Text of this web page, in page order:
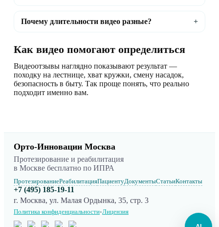
Почему длительности видео разные?
Как видео помогают определиться
Видеоотзывы наглядно показывают результат —
походку на лестнице, хват кружки, смену насадок,
безопасность в быту. Так проще понять, что реально
подходит именно вам.
Орто-Инновации Москва
Протезирование и реабилитация
в Москве бесплатно по ИПРА
ПротезированиеРеабилитацияПациентуДокументыСтатьиКонтакты
+7 (495) 185-19-11
г. Москва, ул. Малая Ордынка, 35, стр. 3
Политика конфиденциальности•Лицензия